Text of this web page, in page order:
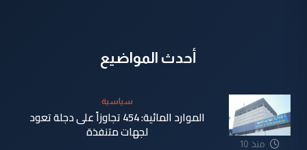
أحدث المواضيع
منذ 10
سياسية
الموارد المائية: 454 تجاوزاً على دجلة تعود
لجهات متنفذة